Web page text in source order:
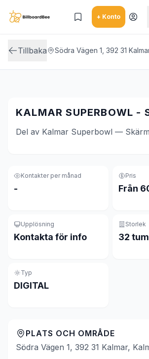
+ Konto
Tillbaka Södra Vägen 1, 392 31
KALMAR SUPERBOWL -
Del av Kalmar Superbowl —
Kontakter per månad
-
Pris
Från
Upplösning
Kontakta för info
Storlek
32 tum
Typ
DIGITAL
PLATS OCH OMRÅDE
Södra Vägen 1, 392 31 Kalmar,